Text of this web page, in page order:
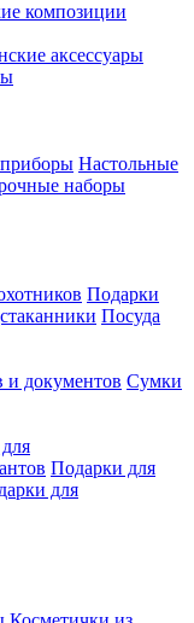
композиции
аксессуары
Настольные
наборы
Подарки
Посуда
и документов Сумки
Подарки для
для